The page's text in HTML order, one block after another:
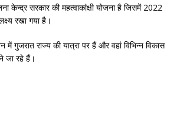
केन्द्र सरकार की महत्वाकांक्षी योजना है जिसमें 2022
रखा गया है।
में गुजरात राज्य की यात्रा पर हैं और वहां विभिन्न विकास
जा रहे हैं।